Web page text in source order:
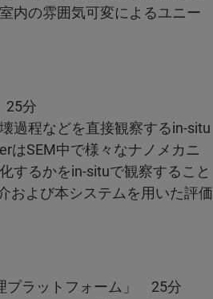
内の雰囲気可変によるユニー
25分
過程などを直接観察するin-situ
はSEM中で様々なナノメカニ
するかをin-situで観察すること
および本システムを用いた評価
プラットフォーム」 25分